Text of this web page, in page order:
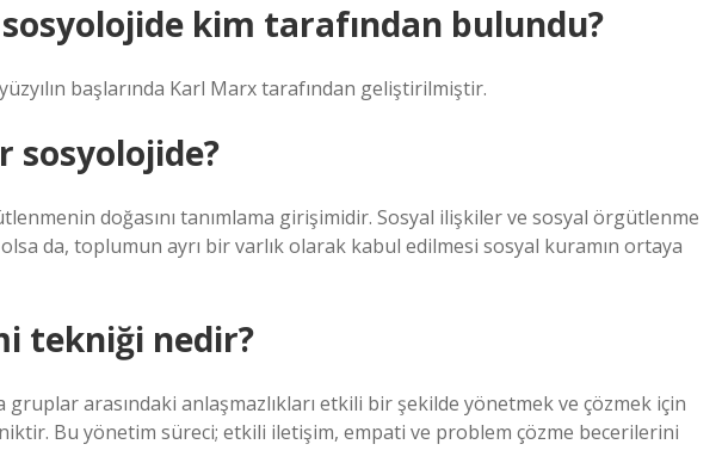
sosyolojide kim tarafından bulundu?
başlarında Karl Marx tarafından geliştirilmiştir.
sosyolojide?
doğasını tanımlama girişimidir. Sosyal ilişkiler ve sosyal örgütlenme
da, toplumun ayrı bir varlık olarak kabul edilmesi sosyal kuramın ortaya
tekniği nedir?
gruplar arasındaki anlaşmazlıkları etkili bir şekilde yönetmek ve çözmek için
Bu yönetim süreci; etkili iletişim, empati ve problem çözme becerilerini